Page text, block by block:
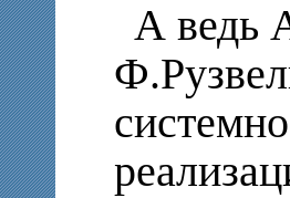
А ведь